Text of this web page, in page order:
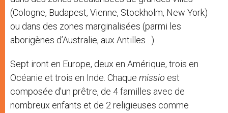
(Cologne, Budapest, Vienne, Stockholm, New York)
ou dans des zones marginalisées (parmi les
aborigènes d’Australie, aux Antilles…).
Sept iront en Europe, deux en Amérique, trois en
Océanie et trois en Inde. Chaque missio est
composée d’un prêtre, de 4 familles avec de
nombreux enfants et de 2 religieuses comme